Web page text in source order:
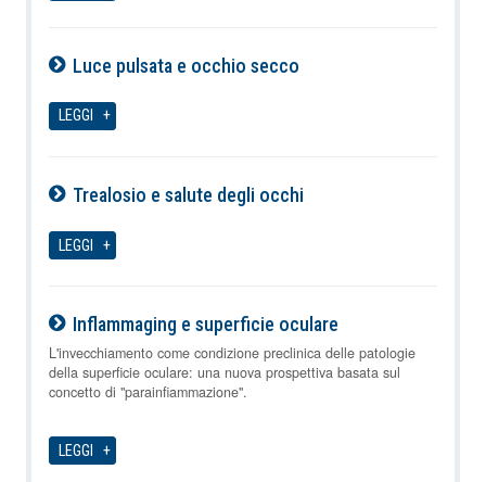
Luce pulsata e occhio secco
LEGGI
Trealosio e salute degli occhi
LEGGI
Inflammaging e superficie oculare
07-08-2026
L'invecchiamento come condizione preclinica delle patologie
della superficie oculare: una nuova prospettiva basata sul
concetto di "parainfiammazione".
LEGGI